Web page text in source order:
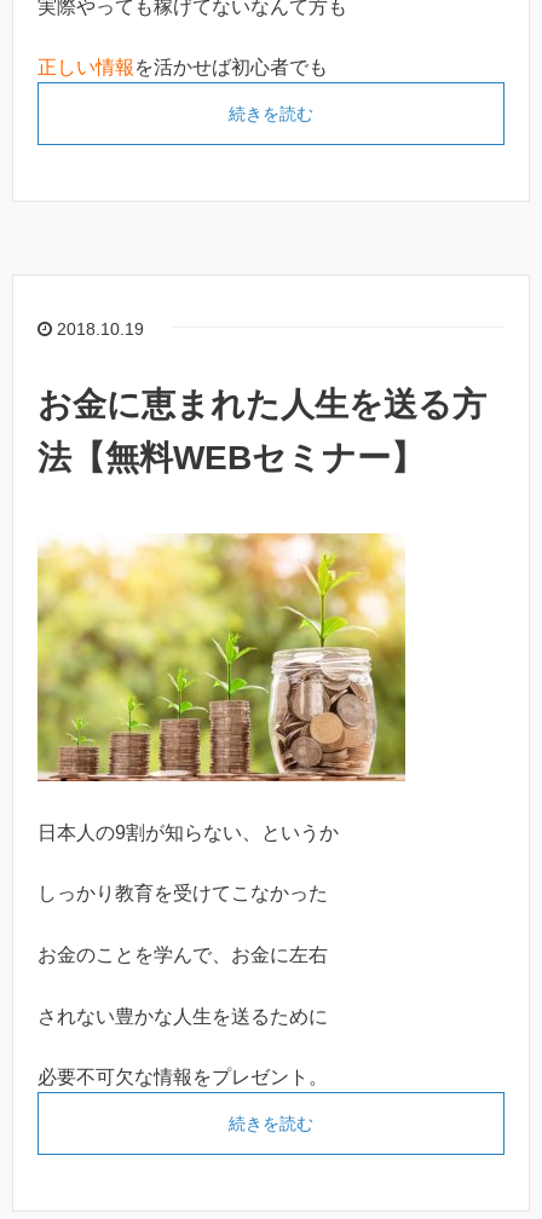
実際やっても稼げてないなんて方も
正しい情報 を活かせば初心者でも
続きを読む
2018.10.19
お金に恵まれた人生を送る方
法【無料WEBセミナー】
日本人の9割が知らない、というか
しっかり教育を受けてこなかった
お金のことを学んで、お金に左右
されない豊かな人生を送るために
必要不可欠な情報をプレゼント。
続きを読む